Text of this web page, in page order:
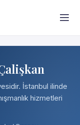
İstanbul ilinde
hizmetleri